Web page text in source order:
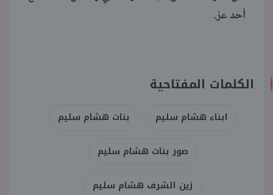
أحد عز.
الكلمات المفتاحية
ابناء هشام سليم بنات هشام سليم
صور بنات هشام سليم
زين الشرف هشام سليم